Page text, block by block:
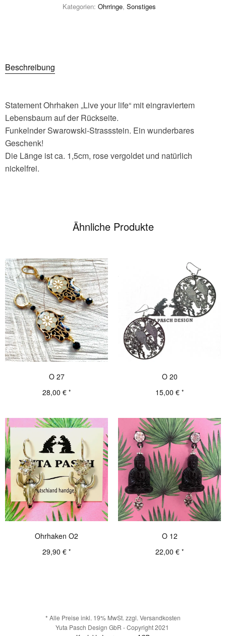
Kategorien: Ohrringe, Sonstiges
Beschreibung
Statement Ohrhaken „Live your life“ mit eingraviertem
Lebensbaum auf der Rückseite.
Funkelnder Swarowski-Strassstein. Ein wunderbares
Geschenk!
Die Länge ist ca. 1,5cm, rose vergoldet und natürlich
nickelfrei.
Ähnliche Produkte
O 27
28,00 € *
O 20
15,00 € *
Ohrhaken O2
29,90 € *
O 12
22,00 € *
* Alle Preise inkl. 19% MwSt. zzgl. Versandkosten
Yuta Pasch Design GbR - Copyright 2021